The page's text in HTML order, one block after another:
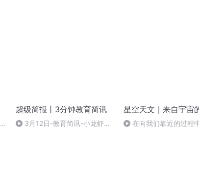
超级简报丨3分钟教育简讯
3月12日-教育简讯-小龙虾学
星空天文｜来自宇宙
在向我们靠近的过程